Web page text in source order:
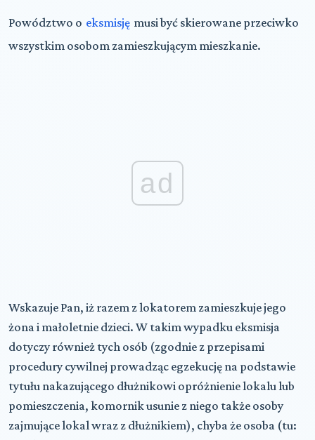
Powództwo o eksmisję musi być skierowane przeciwko
wszystkim osobom zamieszkującym mieszkanie.
ad
Wskazuje Pan, iż razem z lokatorem zamieszkuje jego
żona i małoletnie dzieci. W takim wypadku eksmisja
dotyczy również tych osób (zgodnie z przepisami
procedury cywilnej prowadząc egzekucję na podstawie
tytułu nakazującego dłużnikowi opróżnienie lokalu lub
pomieszczenia, komornik usunie z niego także osoby
zajmujące lokal wraz z dłużnikiem), chyba że osoba (tu: